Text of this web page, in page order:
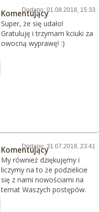
Dodano: 01.08.2018, 15:33
Komentujący
Super, że się udało!
Gratuluję i trzymam kciuki za
owocną wyprawę! :)
Dodano: 31.07.2018, 23:41
Komentujący
My również dziękujęmy i
liczymy na to że podzielicie
się z nami nowościami na
temat Waszych postępów.